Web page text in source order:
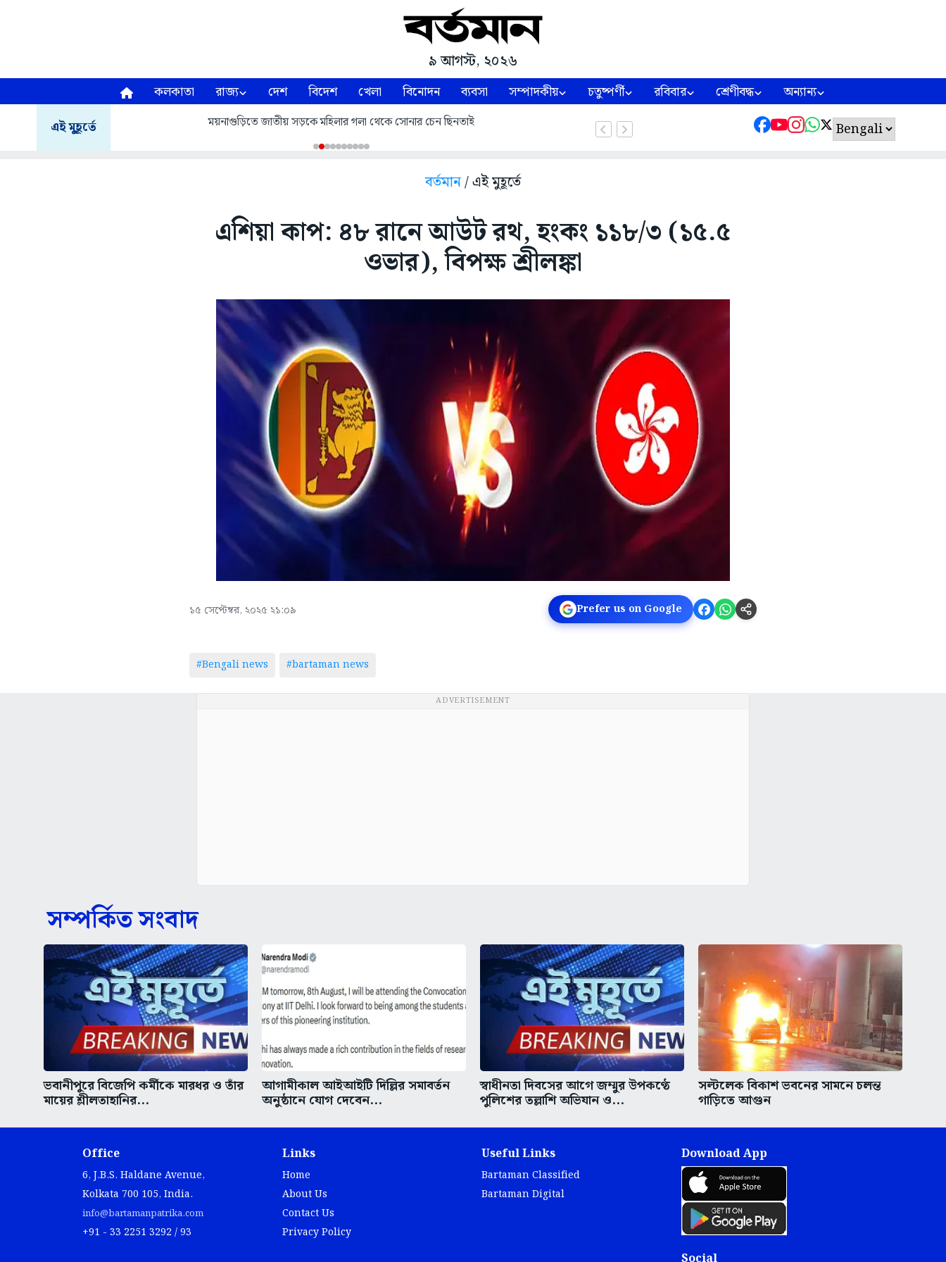
৯ আগস্ট, ২০২৬
কলকাতা রাজ্য দেশ বিদেশ খেলা বিনোদন ব্যবসা সম্পাদকীয় চতুষ্পর্ণী রবিবার শ্রেণীবদ্ধ অন্যান্য
এই মুহূর্তে ময়নাগুড়িতে জাতীয় সড়কে মহিলার গলা থেকে সোনার চেন ছিনতাই
বর্তমান/ এই মুহূর্তে
এশিয়া কাপ: ৪৮ রানে আউট রথ, হংকং ১১৮/৩ (১৫.৫
ওভার), বিপক্ষ শ্রীলঙ্কা
১৫ সেপ্টেম্বর, ২০২৫ ২১:০৯ Prefer us on Google
#Bengali news #bartaman news
ADVERTISEMENT
সম্পর্কিত সংবাদ
ভবানীপুরে বিজেপি কর্মীকে মারধর ও তাঁর
মায়ের শ্লীলতাহানির...
আগামীকাল আইআইটি দিল্লির সমাবর্তন
অনুষ্ঠানে যোগ দেবেন...
স্বাধীনতা দিবসের আগে জম্মুর উপকণ্ঠে
পুলিশের তল্লাশি অভিযান ও...
সল্টলেক বিকাশ ভবনের সামনে চলন্ত
গাড়িতে আগুন
Office
6, J.B.S. Haldane Avenue,
Kolkata 700 105, India.
info@bartamanpatrika.com
+91 - 33 2251 3292 / 93
Links
Home
About Us
Contact Us
Privacy Policy
Useful Links
Bartaman Classified
Bartaman Digital
Download App